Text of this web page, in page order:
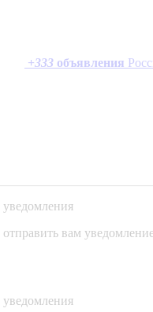
+333 объявления
вам